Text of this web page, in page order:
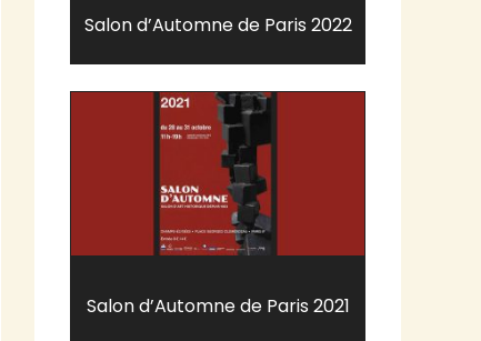
Salon d’Automne de Paris 2022
Salon d’Automne de Paris 2021